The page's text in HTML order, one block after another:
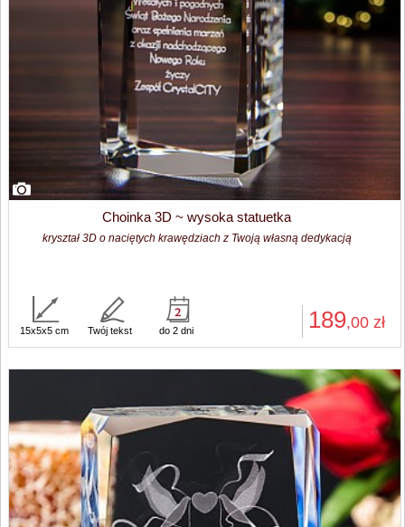
Choinka 3D ~ wysoka statuetka
kryształ 3D o naciętych krawędziach z Twoją własną dedykacją
189,00 zł
15x5x5 cm Twój tekst do 2 dni